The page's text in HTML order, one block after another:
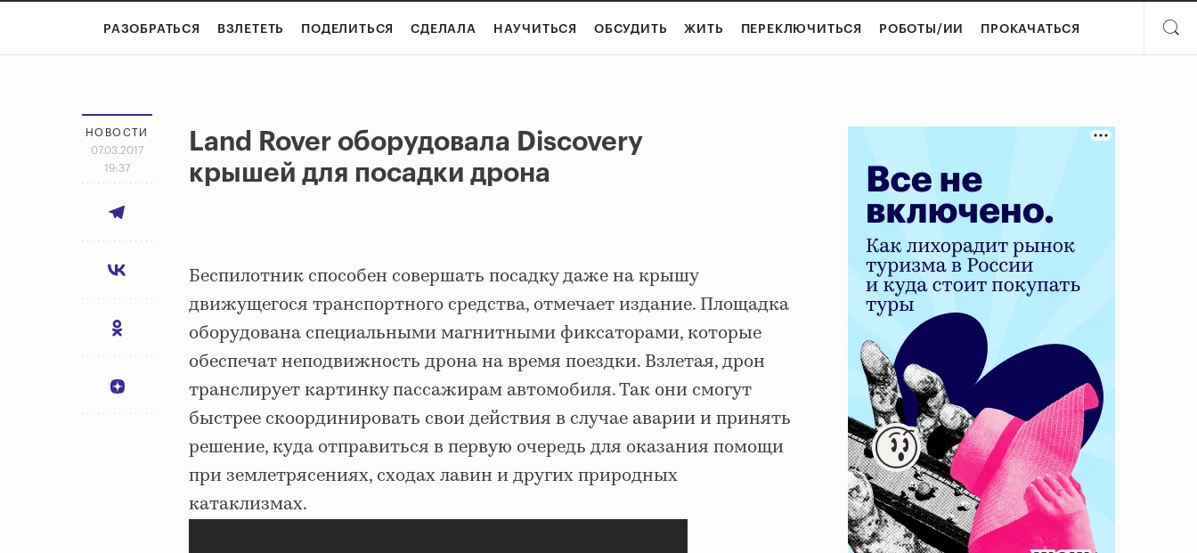
РАЗОБРАТЬСЯ ВЗЛЕТЕТЬ ПОДЕЛИТЬСЯ СДЕЛАЛА НАУЧИТЬСЯ ОБСУДИТЬ ЖИТЬ ПЕРЕКЛЮЧИТЬСЯ РОБОТЫ/ИИ ПРОКАЧАТЬСЯ
НОВОСТИ
07.03.2017
19:37
Land Rover оборудовала Discovery
крышей для посадки дрона
Беспилотник способен совершать посадку даже на крышу
движущегося транспортного средства, отмечает издание. Площадка
оборудована специальными магнитными фиксаторами, которые
обеспечат неподвижность дрона на время поездки. Взлетая, дрон
транслирует картинку пассажирам автомобиля. Так они смогут
быстрее скоординировать свои действия в случае аварии и принять
решение, куда отправиться в первую очередь для оказания помощи
при землетрясениях, сходах лавин и других природных
катаклизмах.